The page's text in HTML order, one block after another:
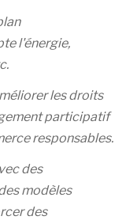
l'énergie,
les droits
participatif
responsables.
des
modèles
des